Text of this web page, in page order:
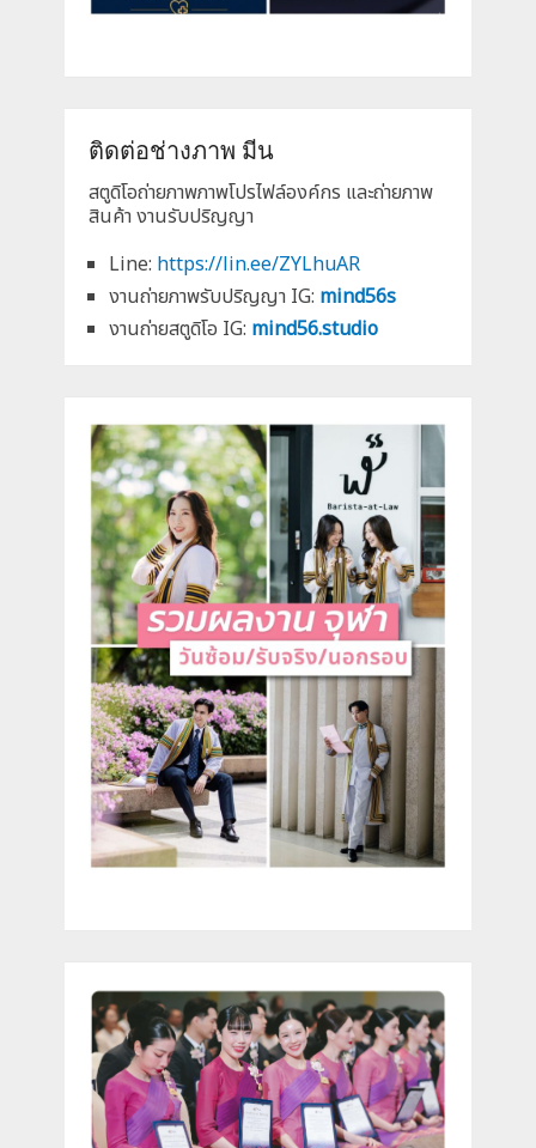
ติดต่อช่างภาพ มีน
สตูดิโอถ่ายภาพภาพโปรไฟล์องค์กร และถ่ายภาพ
สินค้า งานรับปริญญา
Line: https://lin.ee/ZYLhuAR
งานถ่ายภาพรับปริญญา IG: mind56s
งานถ่ายสตูดิโอ IG: mind56.studio